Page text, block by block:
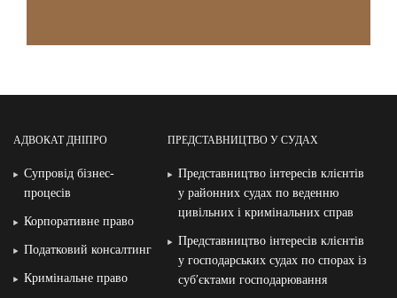
АДВОКАТ ДНІПРО
Супровід бізнес-
процесів
Корпоративне право
Податковий консалтинг
Кримінальне право
ПРЕДСТАВНИЦТВО У СУДАХ
Представництво інтересів клієнтів
у районних судах по веденню
цивільних і кримінальних справ
Представництво інтересів клієнтів
у господарських судах по спорах із
суб′єктами господарювання